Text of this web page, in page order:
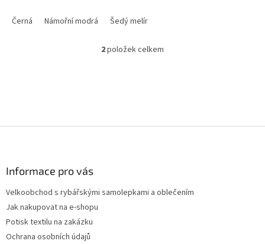
Černá Námořní modrá Šedý melír
O
y
2položek celkem
Informace pro vás
Velkoobchod s rybářskými samolepkami a oblečením
Jak nakupovat na e-shopu
Potisk textilu na zakázku
Ochrana osobních údajů